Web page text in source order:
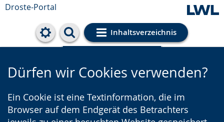
Droste-Portal
Inhaltsverzeichnis
Cookie-Einstellungen
Dürfen wir Cookies verwenden?
Ein Cookie ist eine Textinformation, die im
Browser auf dem Endgerät des Betrachters